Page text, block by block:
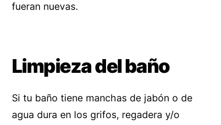
fueran nuevas.
Limpieza del baño
Si tu baño tiene manchas de jabón o de
agua dura en los grifos, regadera y/o